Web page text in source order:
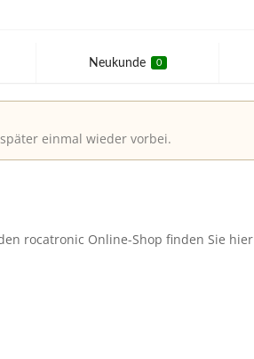
Neukunde 0
einmal wieder vorbei.
rocatronic Online-Shop finden Sie hier